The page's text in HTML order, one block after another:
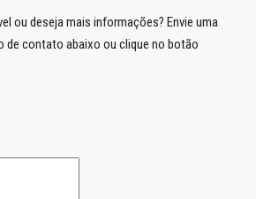
ou deseja mais informações? Envie uma
de contato abaixo ou clique no botão